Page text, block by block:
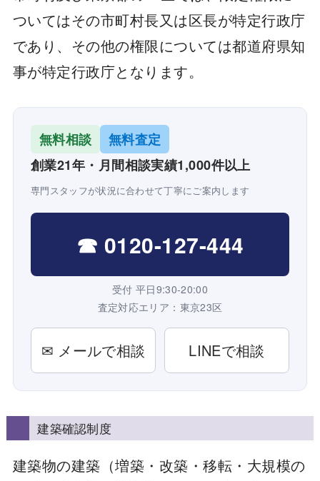
ついてはその市町村長又は区長が特定行政庁
であり、その他の権限については都道府県知
事が特定行政庁となります。
無料相談
無料査定
創業21年・月間相談実績1,000件以上
専門スタッフが状況に合わせて丁寧にご案内します
☎ 0120-127-444
受付 平日9:30-20:00
査定対応エリア：東京23区
✉ メールで相談 LINEで相談
建築確認制度
建築物の建築（増築・改築・移転・大規模の